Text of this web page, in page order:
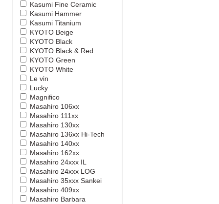
Kasumi Fine Ceramic
Kasumi Hammer
Kasumi Titanium
KYOTO Beige
KYOTO Black
KYOTO Black & Red
KYOTO Green
KYOTO White
Le vin
Lucky
Magnifico
Masahiro 106xx
Masahiro 111xx
Masahiro 130xx
Masahiro 136xx Hi-Tech
Masahiro 140xx
Masahiro 162xx
Masahiro 24xxx IL
Masahiro 24xxx LOG
Masahiro 35xxx Sankei
Masahiro 409xx
Masahiro Barbara